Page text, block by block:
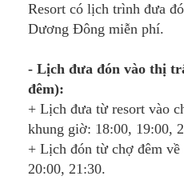
Resort có lịch trình đưa
Dương Đông miễn phí.
- Lịch đưa đón vào thị
đêm):
+ Lịch đưa từ resort vào
khung giờ: 18:00, 19:00,
+ Lịch đón từ chợ đêm
20:00, 21:30.